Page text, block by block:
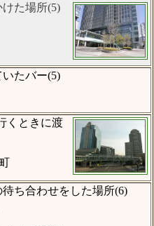
た場所(5)
たバー(5)
くときに渡
ち合わせをした場所(6)